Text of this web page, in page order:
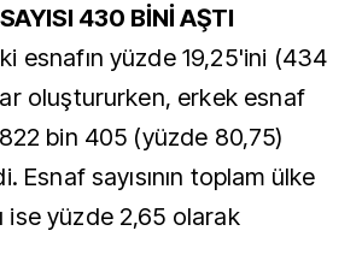
430 BİNİ AŞTI
esnafın yüzde 19,25'ini (434
oluştururken, erkek esnaf
822 bin 405 (yüzde 80,75)
Esnaf sayısının toplam ülke
ise yüzde 2,65 olarak